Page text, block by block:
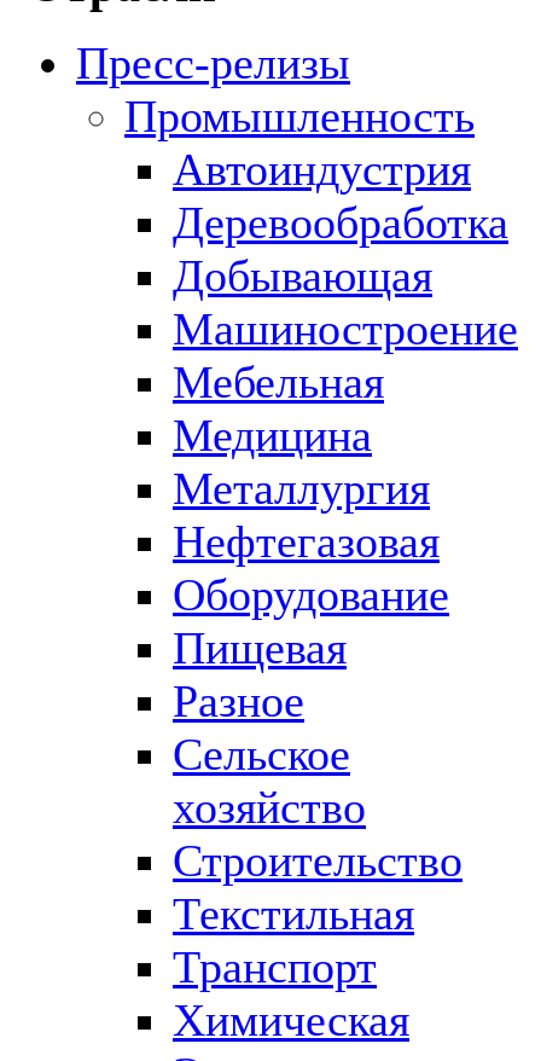
Пресс-релизы
Промышленность
Автоиндустрия
Деревообработка
Добывающая
Машиностроение
Мебельная
Медицина
Металлургия
Нефтегазовая
Оборудование
Пищевая
Разное
Сельское
хозяйство
Строительство
Текстильная
Транспорт
Химическая